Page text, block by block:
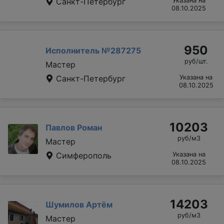
08.10.2025
Исполнитель №287275
Мастер
Санкт-Петербург
950
руб/шт.
Указана на
08.10.2025
Павлов Роман
Мастер
Симферополь
10203
руб/м3
Указана на
08.10.2025
Шумилов Артём
Мастер
14203
руб/м3